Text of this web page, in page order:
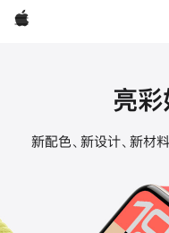
Apple
Apple
亮
新配色、新设计、新材